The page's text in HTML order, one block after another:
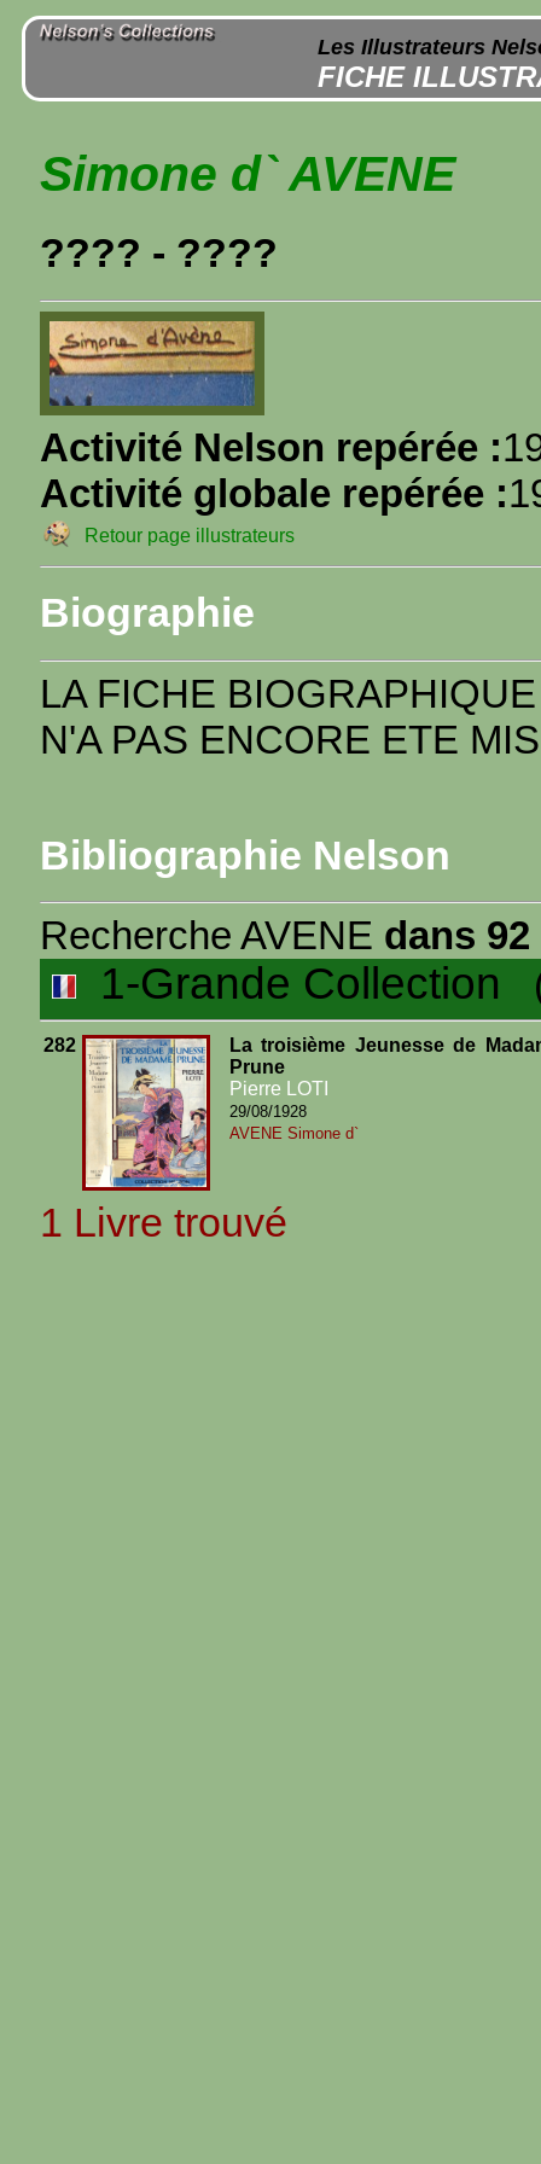
Les Illustrateurs
FICHE
Simone d` AVENE
???? - ????
Activité Nelson repérée :
Activité globale repérée :
Retour page illustrateurs
Biographie
LA FICHE
N'A PAS ENCORE ETE
Bibliographie Nelson
Recherche AVENE dans
1-Grande Collection
282
La troisième Jeunesse de
Prune
Pierre LOTI
29/08/1928
AVENE Simone d`
1 Livre trouvé